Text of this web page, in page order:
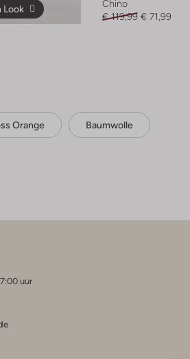
Look
Chino
€ 119,99 € 71,99
Orange Baumwolle
uur